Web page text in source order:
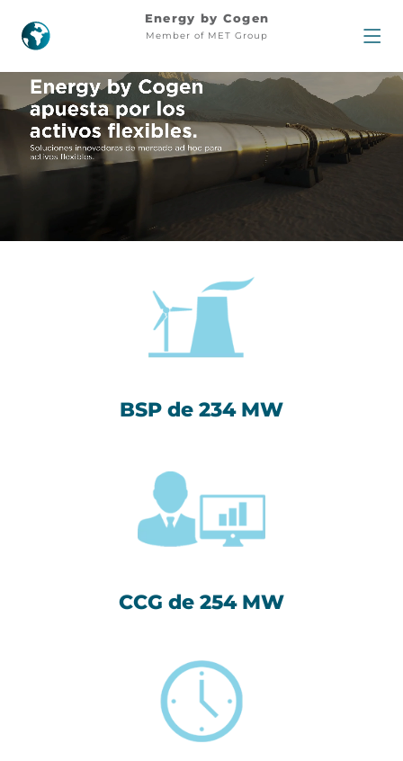
Energy
by
Cogen
|
energéticas
Energy by Cogen
Member of MET Group
BSP de 234 MW
CCG de 254 MW